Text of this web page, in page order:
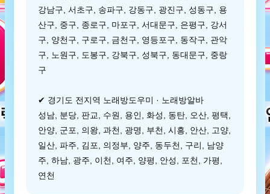
강남구, 서초구, 송파구, 강동구, 광진구, 성동구, 용
산구, 중구, 종로구, 마포구, 서대문구, 은평구, 강서
구, 양천구, 구로구, 금천구, 영등포구, 동작구, 관악
구, 노원구, 도봉구, 강북구, 성북구, 동대문구, 중랑
구
✔ 경기도 전지역 노래방도우미 · 노래방알바
성남, 분당, 판교, 수원, 용인, 화성, 동탄, 오산, 평택,
안양, 군포, 의왕, 과천, 광명, 부천, 시흥, 안산, 고양,
일산, 파주, 김포, 의정부, 양주, 동두천, 구리, 남양
주, 하남, 광주, 이천, 여주, 양평, 안성, 포천, 가평,
연천